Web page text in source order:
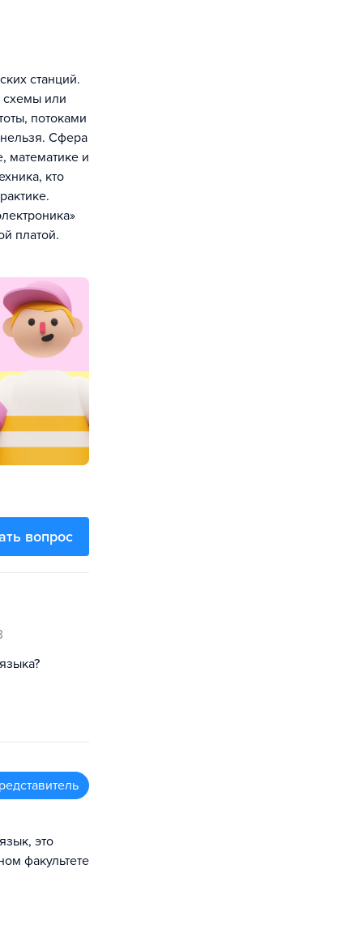
станций.
схемы или
потоками
нельзя. Сфера
математике и
кто
платой.
вопрос
это
факультете